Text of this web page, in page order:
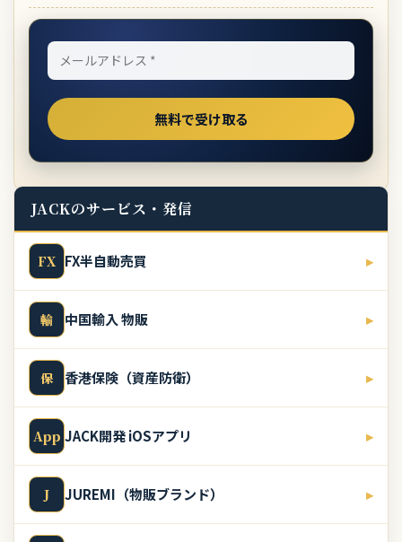
JACKのサービス・発信
FX FX半自動売買 ▸
輸 中国輸入 物販 ▸
保 香港保険（資産防衛） ▸
App JACK開発 iOSアプリ ▸
J JUREMI（物販ブランド） ▸